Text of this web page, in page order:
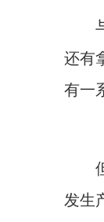
与
还有
有一
但
发生